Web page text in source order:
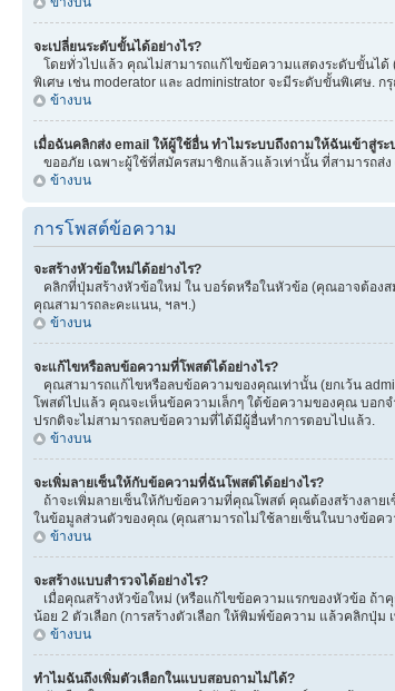
จะเปลี่ยนระดับขั้นได้อย่างไร?
โดยทั่วไปแล้ว คุณไม่สามารถแก้ไขข้อความแสดงระดับขั้นไ
พิเศษ เช่น moderator และ administrator จะมีระดับขั้นพิเศษ.
ข้างบน
เมื่อฉันคลิกส่ง email ให้ผู้ใช้อื่น ทำไมระบบถึงถามให้ฉันเข้าสู่ร
ขออภัย เฉพาะผู้ใช้ที่สมัครสมาชิกแล้วแล้วเท่านั้น ที่สามารถส่
ข้างบน
การโพสต์ข้อความ
จะสร้างหัวข้อใหม่ได้อย่างไร?
คลิกที่ปุ่มสร้างหัวข้อใหม่ ใน บอร์ดหรือในหัวข้อ (คุณอาจต้อง
คุณสามารถละคะแนน, ฯลฯ.)
ข้างบน
จะแก้ไขหรือลบข้อความที่โพสต์ได้อย่างไร?
คุณสามารถแก้ไขหรือลบข้อความของคุณเท่านั้น (ยกเว้น
โพสต์ไปแล้ว คุณจะเห็นข้อความเล็กๆ ใต้ข้อความของคุณ บอก
ปรกติจะไม่สามารถลบข้อความที่ได้มีผู้อื่นทำการตอบไปแล้ว.
ข้างบน
จะเพิ่มลายเซ็นให้กับข้อความที่ฉันโพสต์ได้อย่างไร?
ถ้าจะเพิ่มลายเซ็นให้กับข้อความที่คุณโพสต์ คุณต้องสร้างลาย
ในข้อมูลส่วนตัวของคุณ (คุณสามารถไม่ใช้ลายเซ็นในบางข้อคว
ข้างบน
จะสร้างแบบสำรวจได้อย่างไร?
เมื่อคุณสร้างหัวข้อใหม่ (หรือแก้ไขข้อความแรกของหัวข้อ ถ้
น้อย 2 ตัวเลือก (การสร้างตัวเลือก ให้พิมพ์ข้อความ แล้วคลิกปุ่ม
ข้างบน
ทำไมฉันถึงเพิ่มตัวเลือกในแบบสอบถามไม่ได้?